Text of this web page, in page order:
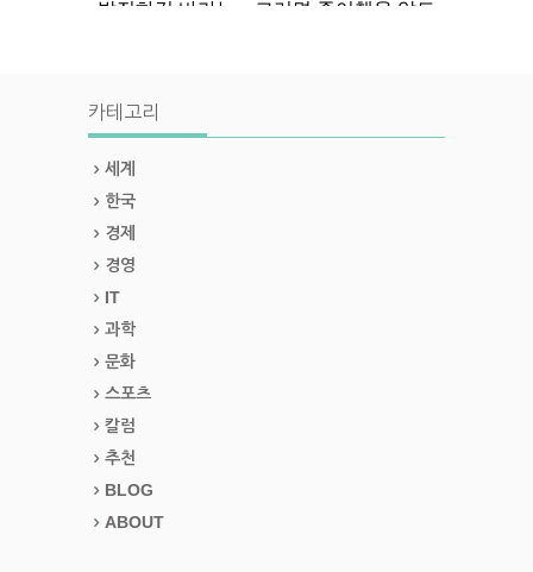
카테고리
세계
한국
경제
경영
IT
과학
문화
스포츠
칼럼
추천
BLOG
ABOUT